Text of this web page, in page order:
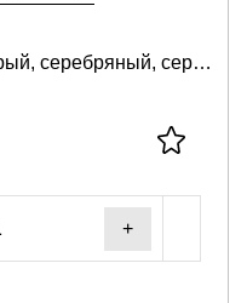
кварцевый, светло-серый, серебряный, серый, тёмный
+